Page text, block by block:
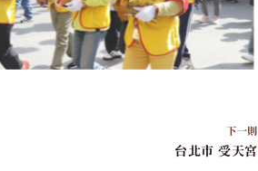
下一則
台北市 受天宮